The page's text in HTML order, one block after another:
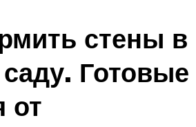
стены в
Готовые
от